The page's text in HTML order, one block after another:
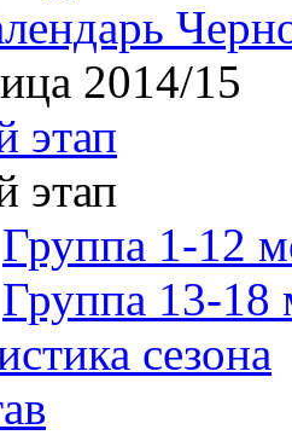
2014/15
этап
этап
Группа 1-12
Группа 13-18
сезона